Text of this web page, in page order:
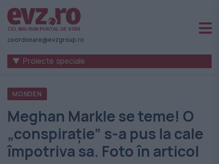
Știri
naționale
internaționale
România
-
Evenimentul
Zilei
coordonare@evzgroup.ro
▼ Proiecte speciale
MONDEN
Meghan Markle se teme! O
„conspirație” s-a pus la cale
împotriva sa. Foto în articol